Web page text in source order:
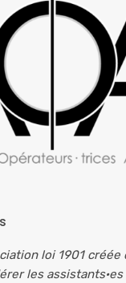
loi 1901 créée
les assistants·es